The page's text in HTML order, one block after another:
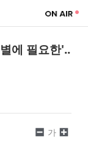
에 필요한'..
가